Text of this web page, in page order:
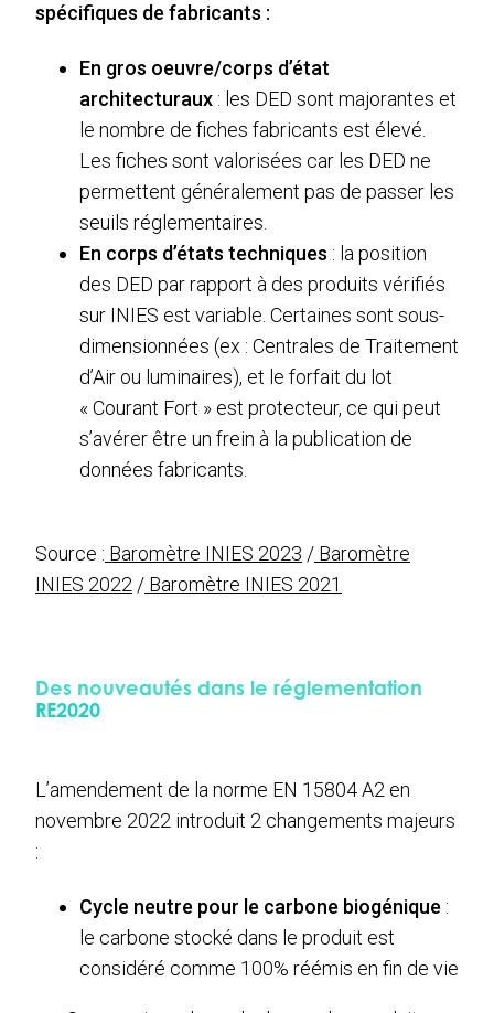
spécifiques de fabricants :
En gros oeuvre/corps d’état
architecturaux : les DED sont majorantes et
le nombre de fiches fabricants est élevé.
Les fiches sont valorisées car les DED ne
permettent généralement pas de passer les
seuils réglementaires.
En corps d’états techniques : la position
des DED par rapport à des produits vérifiés
sur INIES est variable. Certaines sont sous-
dimensionnées (ex : Centrales de Traitement
d’Air ou luminaires), et le forfait du lot
« Courant Fort » est protecteur, ce qui peut
s’avérer être un frein à la publication de
données fabricants.
Source : Baromètre INIES 2023 / Baromètre
INIES 2022 / Baromètre INIES 2021
Des nouveautés dans le réglementation
RE2020
L’amendement de la norme EN 15804 A2 en
novembre 2022 introduit 2 changements majeurs
:
Cycle neutre pour le carbone biogénique :
le carbone stocké dans le produit est
considéré comme 100% réémis en fin de vie